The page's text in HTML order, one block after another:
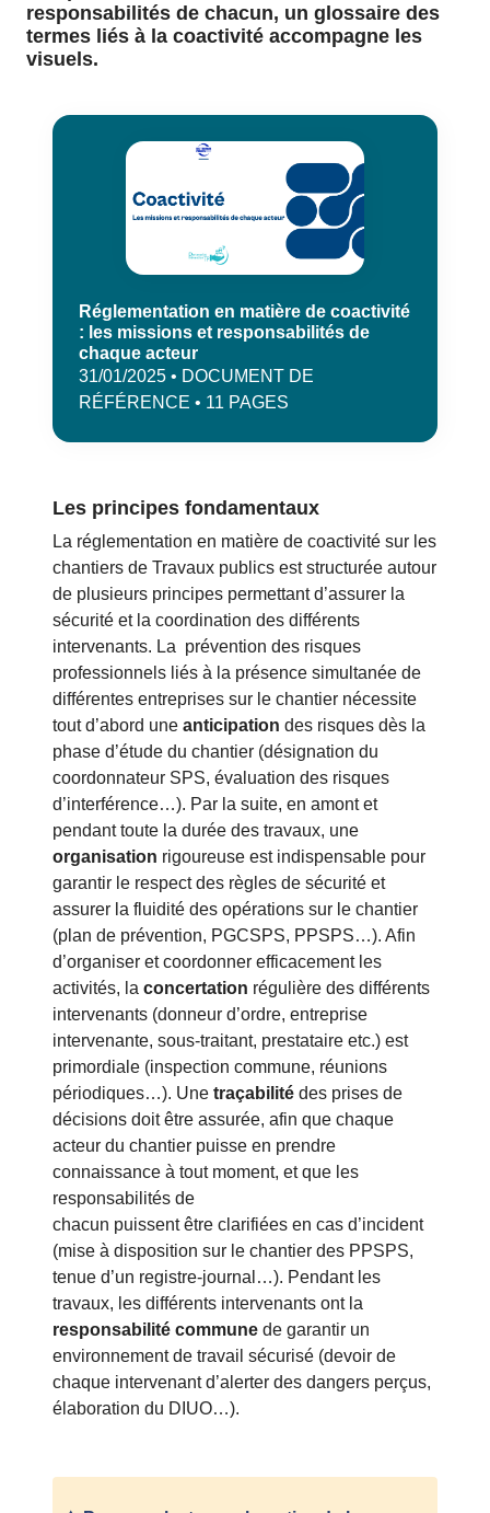
responsabilités de chacun, un glossaire des
termes liés à la coactivité accompagne les
visuels.
Réglementation en matière de coactivité
: les missions et responsabilités de
chaque acteur
31/01/2025 • DOCUMENT DE
RÉFÉRENCE • 11 PAGES
Les principes fondamentaux
La réglementation en matière de coactivité sur les
chantiers de Travaux publics est structurée autour
de plusieurs principes permettant d’assurer la
sécurité et la coordination des différents
intervenants. La prévention des risques
professionnels liés à la présence simultanée de
différentes entreprises sur le chantier nécessite
tout d’abord une anticipation des risques dès la
phase d’étude du chantier (désignation du
coordonnateur SPS, évaluation des risques
d’interférence…). Par la suite, en amont et
pendant toute la durée des travaux, une
organisation rigoureuse est indispensable pour
garantir le respect des règles de sécurité et
assurer la fluidité des opérations sur le chantier
(plan de prévention, PGCSPS, PPSPS…). Afin
d’organiser et coordonner efficacement les
activités, la concertation régulière des différents
intervenants (donneur d’ordre, entreprise
intervenante, sous-traitant, prestataire etc.) est
primordiale (inspection commune, réunions
périodiques…). Une traçabilité des prises de
décisions doit être assurée, afin que chaque
acteur du chantier puisse en prendre
connaissance à tout moment, et que les
responsabilités de
chacun puissent être clarifiées en cas d’incident
(mise à disposition sur le chantier des PPSPS,
tenue d’un registre-journal…). Pendant les
travaux, les différents intervenants ont la
responsabilité commune de garantir un
environnement de travail sécurisé (devoir de
chaque intervenant d’alerter des dangers perçus,
élaboration du DIUO…).